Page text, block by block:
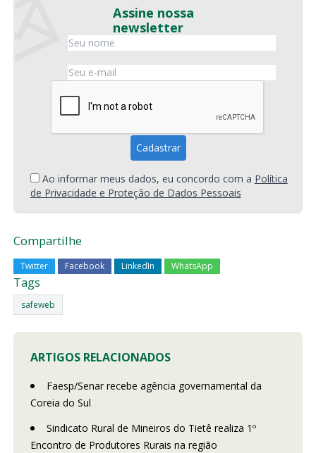
Assine nossa
newsletter
Ao informar meus dados, eu concordo com a Política
de Privacidade e Proteção de Dados Pessoais
Compartilhe
Twitter Facebook LinkedIn WhatsApp
Tags
safeweb
ARTIGOS RELACIONADOS
Faesp/Senar recebe agência governamental da
Coreia do Sul
Sindicato Rural de Mineiros do Tietê realiza 1º
Encontro de Produtores Rurais na região